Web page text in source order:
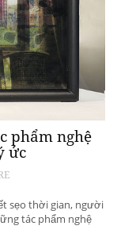
phẩm nghệ
ức
sẹo thời gian, người
tác phẩm nghệ